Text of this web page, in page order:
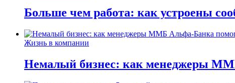
Больше чем работа: как устроены
Жизнь в компании
Немалый бизнес: как менеджеры